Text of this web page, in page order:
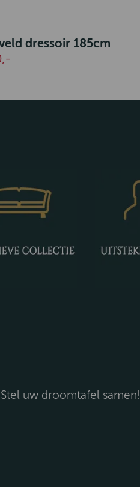
dressoir 185cm
Stel uw droomtafel samen!